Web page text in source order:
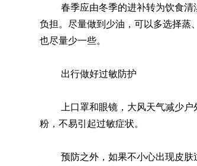
春季应由冬季的进补转为饮食
负担。尽量做到少油，可以多选择蒸
也尽量少一些。
出行做好过敏防护
上口罩和眼镜，大风天气减少
粉，不易引起过敏症状。
预防之外，如果不小心出现皮